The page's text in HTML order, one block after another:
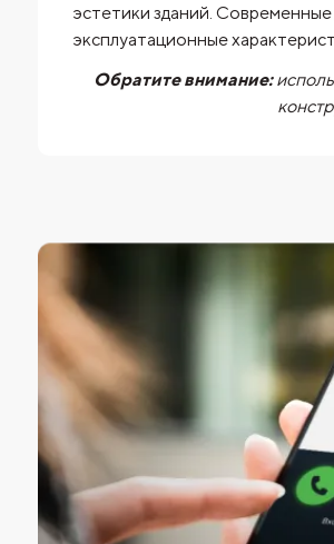
эстетики зданий.
эксплуатационные
Обратите внимание: